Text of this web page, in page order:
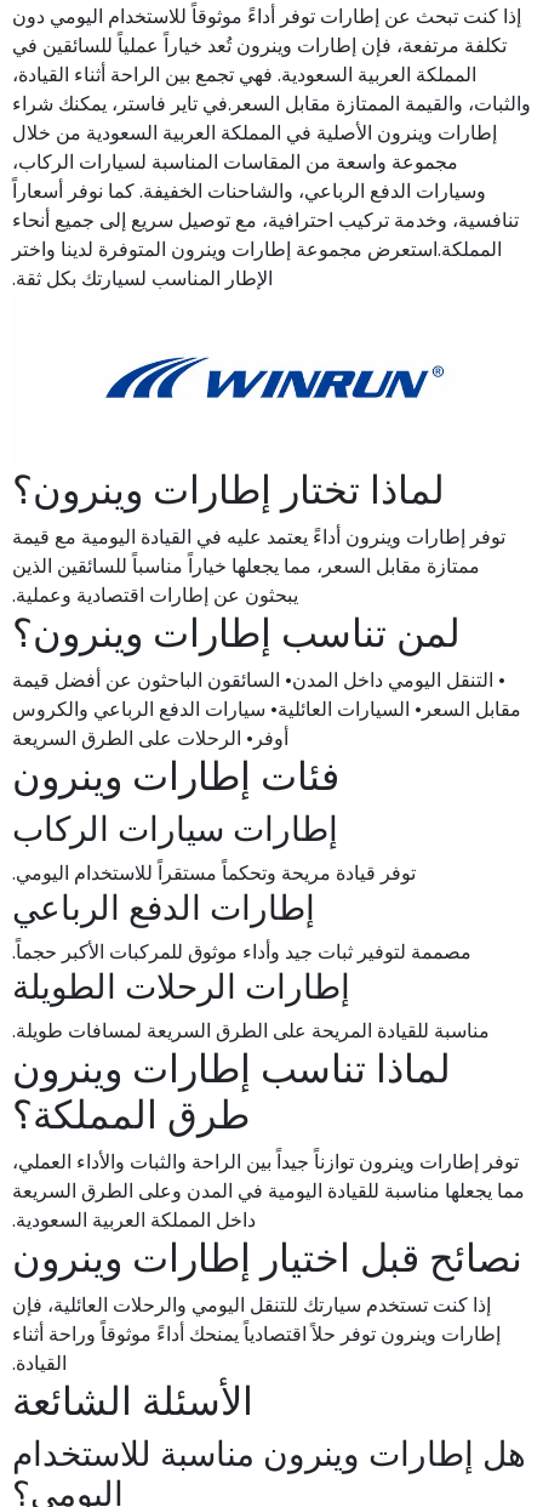
إذا كنت تبحث عن إطارات توفر أداءً موثوقاً للاستخدام اليومي دون
تكلفة مرتفعة، فإن إطارات وينرون تُعد خياراً عملياً للسائقين في
المملكة العربية السعودية. فهي تجمع بين الراحة أثناء القيادة،
والثبات، والقيمة الممتازة مقابل السعر.في تاير فاستر، يمكنك شراء
إطارات وينرون الأصلية في المملكة العربية السعودية من خلال
مجموعة واسعة من المقاسات المناسبة لسيارات الركاب،
وسيارات الدفع الرباعي، والشاحنات الخفيفة. كما نوفر أسعاراً
تنافسية، وخدمة تركيب احترافية، مع توصيل سريع إلى جميع أنحاء
المملكة.استعرض مجموعة إطارات وينرون المتوفرة لدينا واختر
الإطار المناسب لسيارتك بكل ثقة.
لماذا تختار إطارات وينرون؟
توفر إطارات وينرون أداءً يعتمد عليه في القيادة اليومية مع قيمة
ممتازة مقابل السعر، مما يجعلها خياراً مناسباً للسائقين الذين
يبحثون عن إطارات اقتصادية وعملية.
لمن تناسب إطارات وينرون؟
• التنقل اليومي داخل المدن• السائقون الباحثون عن أفضل قيمة
مقابل السعر• السيارات العائلية• سيارات الدفع الرباعي والكروس
أوفر• الرحلات على الطرق السريعة
فئات إطارات وينرون
إطارات سيارات الركاب
توفر قيادة مريحة وتحكماً مستقراً للاستخدام اليومي.
إطارات الدفع الرباعي
مصممة لتوفير ثبات جيد وأداء موثوق للمركبات الأكبر حجماً.
إطارات الرحلات الطويلة
مناسبة للقيادة المريحة على الطرق السريعة لمسافات طويلة.
لماذا تناسب إطارات وينرون
طرق المملكة؟
توفر إطارات وينرون توازناً جيداً بين الراحة والثبات والأداء العملي،
مما يجعلها مناسبة للقيادة اليومية في المدن وعلى الطرق السريعة
داخل المملكة العربية السعودية.
نصائح قبل اختيار إطارات وينرون
إذا كنت تستخدم سيارتك للتنقل اليومي والرحلات العائلية، فإن
إطارات وينرون توفر حلاً اقتصادياً يمنحك أداءً موثوقاً وراحة أثناء
القيادة.
الأسئلة الشائعة
هل إطارات وينرون مناسبة للاستخدام
اليومي؟